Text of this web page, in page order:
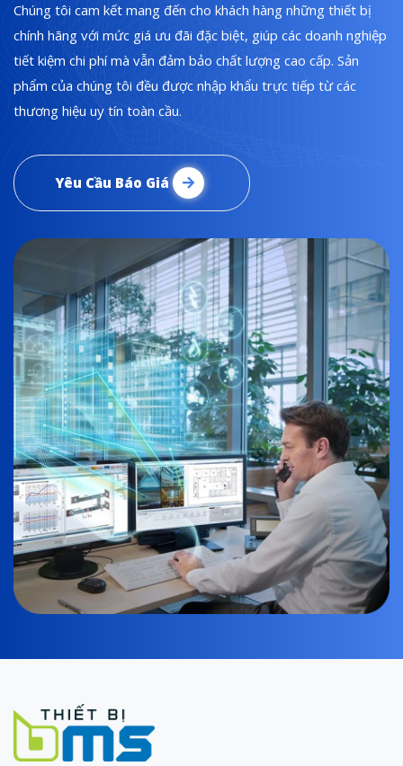
Chúng tôi cam kết mang đến cho khách hàng những thiết bị
chính hãng với mức giá ưu đãi đặc biệt, giúp các doanh nghiệp
tiết kiệm chi phí mà vẫn đảm bảo chất lượng cao cấp. Sản
phẩm của chúng tôi đều được nhập khẩu trực tiếp từ các
thương hiệu uy tín toàn cầu.
Yêu Cầu Báo Giá